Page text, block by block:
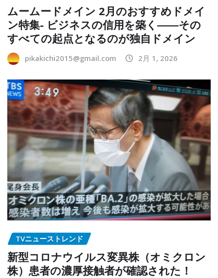
ムームードメイン 2月のおすすめドメイ
ン特集- ビジネスの信用を築く――その
すべての起点となるのが独自ドメイン
pikakichi2015@gmail.com 2月 1, 2026
TVニューストレンド
新型コロナウイルス変異株（オミクロン
株）患者の濃厚接触者が確認された！